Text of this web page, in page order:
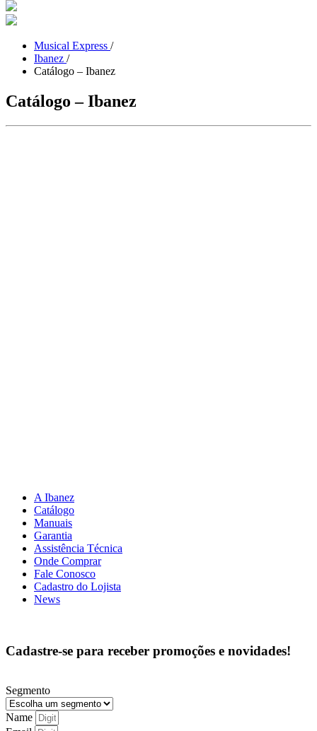
Musical Express /
Ibanez /
Catálogo – Ibanez
Catálogo – Ibanez
A Ibanez
Catálogo
Manuais
Garantia
Assistência Técnica
Onde Comprar
Fale Conosco
Cadastro do Lojista
News
Cadastre-se para receber promoções e novidades!
Segmento
Name